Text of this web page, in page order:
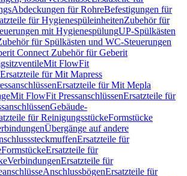
Abdeckungen für RohreBefestigungen für
für HygienespüleinheitenZubehör für
mit HygienespülungUP-Spülkästen
für Spülkästen und WC-Steuerungen
Connect Zubehör für Geberit
Mit FlowFit
Ersatzteile für Mit Mapress
Ersatzteile für Mit Mepla
Mit FlowFit PressanschlüssenErsatzteile für
Gebäude-
für ReinigungsstückeFormstücke
Übergänge auf andere
Ersatzteile für
FormstückeErsatzteile für
VerbindungenErsatzteile für
AnschlussbögenErsatzteile für